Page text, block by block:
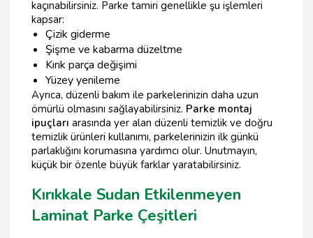
kaçınabilirsiniz. Parke tamiri genellikle şu işlemleri
kapsar:
Çizik giderme
Şişme ve kabarma düzeltme
Kırık parça değişimi
Yüzey yenileme
Ayrıca, düzenli bakım ile parkelerinizin daha uzun
ömürlü olmasını sağlayabilirsiniz. Parke montaj
ipuçları arasında yer alan düzenli temizlik ve doğru
temizlik ürünleri kullanımı, parkelerinizin ilk günkü
parlaklığını korumasına yardımcı olur. Unutmayın,
küçük bir özenle büyük farklar yaratabilirsiniz.
Kırıkkale Sudan Etkilenmeyen
Laminat Parke Çeşitleri